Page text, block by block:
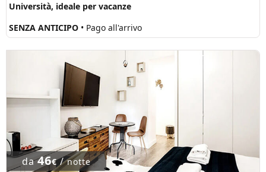
Università, ideale per vacanze
SENZA ANTICIPO • Pago all'arrivo
da46€/notte